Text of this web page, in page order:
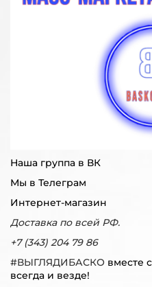
Наша группа в ВК
Мы в Телеграм
Интернет-магазин
Доставка по всей РФ.
+7 (343) 204 79 86
#ВЫГЛЯДИБАСКО вместе
всегда и везде!